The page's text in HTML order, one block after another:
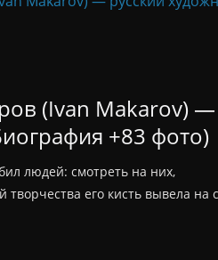
(Ivan Makarov) —
+83 фото)
людей: смотреть на них,
творчества его кисть вывела на